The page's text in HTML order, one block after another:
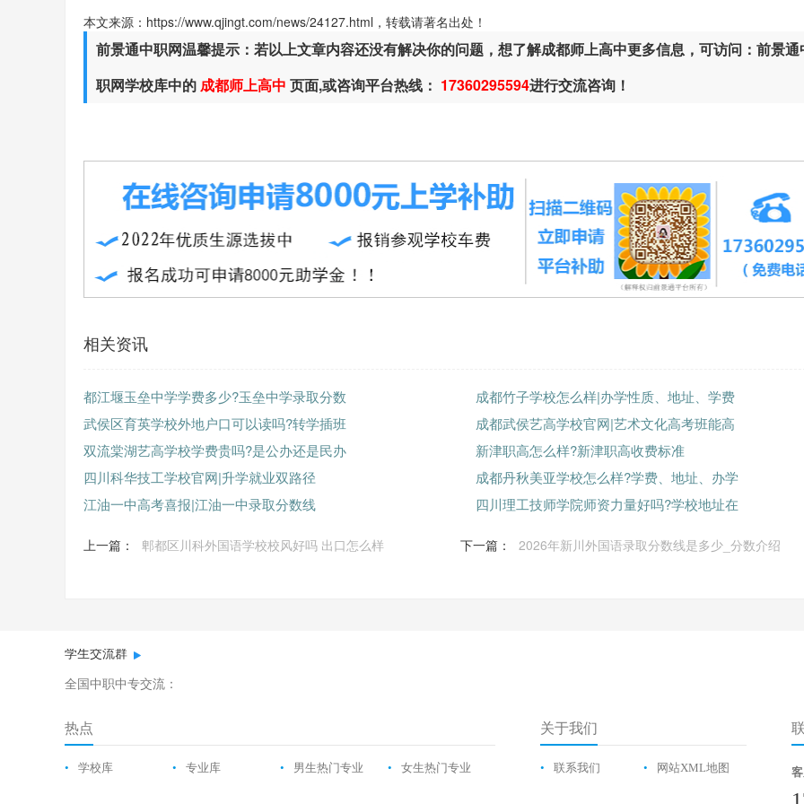
本文来源：https://www.qjingt.com/news/24127.html，转载请著名出处！
前景通中职网温馨提示：若以上文章内容还没有解决你的问题，想了解成都师上高中更多信息，可访问：前景通
职网学校库中的成都师上高中 页面,或咨询平台热线： 17360295594进行交流咨询！
相关资讯
都江堰玉垒中学学费多少?玉垒中学录取分数
成都竹子学校怎么样|办学性质、地址、学费
武侯区育英学校外地户口可以读吗?转学插班
成都武侯艺高学校官网|艺术文化高考班能高
双流棠湖艺高学校学费贵吗?是公办还是民办
新津职高怎么样?新津职高收费标准
四川科华技工学校官网|升学就业双路径
成都丹秋美亚学校怎么样?学费、地址、办学
江油一中高考喜报|江油一中录取分数线
四川理工技师学院师资力量好吗?学校地址在
上一篇： 郫都区川科外国语学校校风好吗 出口怎么样 下一篇： 2026年新川外国语录取分数线是多少_分数介绍
学生交流群
全国中职中专交流：
热点
• 学校库 • 专业库 • 男生热门专业 • 女生热门专业
关于我们
• 联系我们 • 网站XML地图